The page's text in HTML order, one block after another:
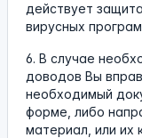
действует
вирусных
6. В случае
доводов Вы
необходимый
форме, либо
материал, или их